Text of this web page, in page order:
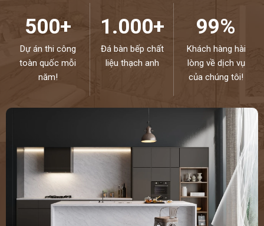
500+
Dự án thi công
toàn quốc mỗi
năm!
1.000+
Đá bàn bếp chất
liệu thạch anh
99%
Khách hàng hài
lòng về dịch vụ
của chúng tôi!